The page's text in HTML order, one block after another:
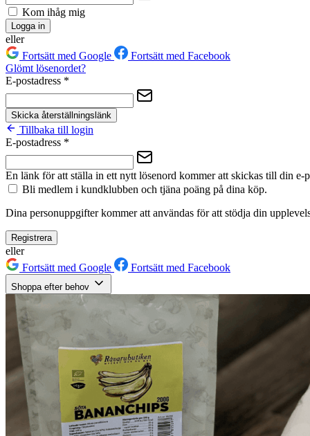
Kom ihåg mig
Logga in
eller
Fortsätt med Google
Fortsätt med Facebook
Glömt lösenordet?
E-postadress *
Skicka återställningslänk
Tillbaka till login
E-postadress *
En länk för att ställa in ett nytt lösenord kommer att skickas till din e-
Bli medlem i kundklubben och tjäna poäng på dina köp.
Dina personuppgifter kommer att användas för att stödja din
Registrera
eller
Fortsätt med Google
Fortsätt med Facebook
Shoppa efter behov